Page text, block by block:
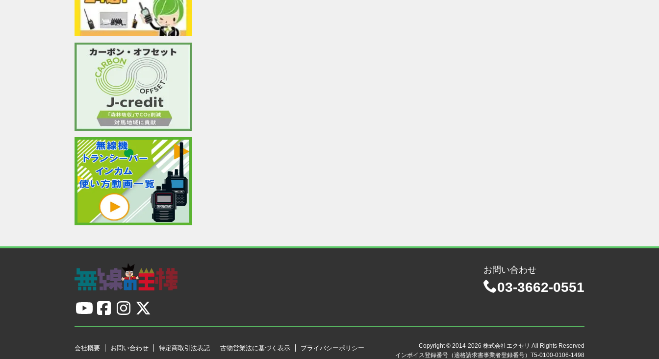
お問い合わせ
03-3662-0551
会社概要 お問い合わせ 特定商取引法表記 古物営業法に基づく表示 プライバシーポリシー Copyright © 2014-2026 株式会社エクセリ All Rights Reserved
インボイス登録番号（適格請求書事業者登録番号）T5-0100-0106-1498